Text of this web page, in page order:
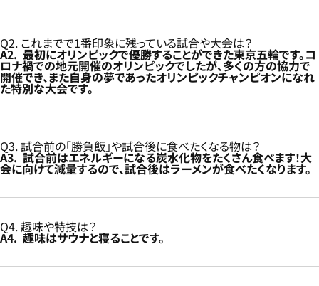
Q2. これまでで1番印象に残っている試合や大会は？
A2. 最初にオリンピックで優勝することができた東京五輪です。コ
ロナ禍での地元開催のオリンピックでしたが、多くの方の協力で
開催でき、また自身の夢であったオリンピックチャンピオンになれ
た特別な大会です。
Q3. 試合前の「勝負飯」や試合後に食べたくなる物は？
A3. 試合前はエネルギーになる炭水化物をたくさん食べます！大
会に向けて減量するので、試合後はラーメンが食べたくなります。
Q4. 趣味や特技は？
A4. 趣味はサウナと寝ることです。